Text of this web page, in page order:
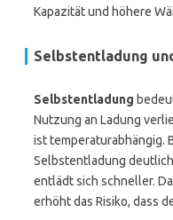
Kapazität und höhere
Selbstentladung
Selbstentladung
Nutzung an Ladung
ist temperaturabhängig.
Selbstentladung
entlädt sich schneller.
erhöht das Risiko, dass